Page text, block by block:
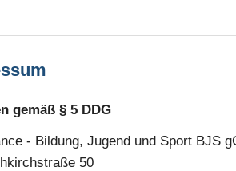
gemäß § 5 DDG
- Bildung, Jugend und Sport BJS
50